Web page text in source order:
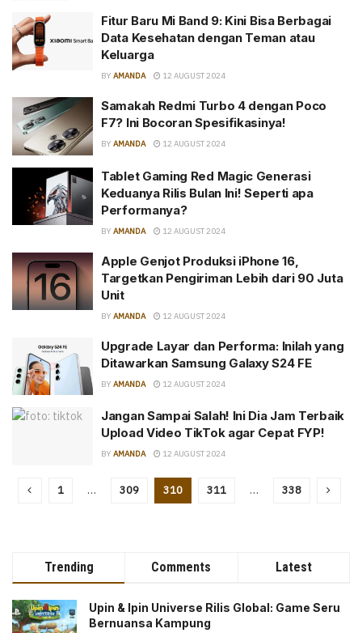
Fitur Baru Mi Band 9: Kini Bisa Berbagai
Data Kesehatan dengan Teman atau
Keluarga
BY AMANDA 12 AUGUST 2024
Samakah Redmi Turbo 4 dengan Poco
F7? Ini Bocoran Spesifikasinya!
BY AMANDA 12 AUGUST 2024
Tablet Gaming Red Magic Generasi
Keduanya Rilis Bulan Ini! Seperti apa
Performanya?
BY AMANDA 12 AUGUST 2024
Apple Genjot Produksi iPhone 16,
Targetkan Pengiriman Lebih dari 90 Juta
Unit
BY AMANDA 12 AUGUST 2024
Upgrade Layar dan Performa: Inilah yang
Ditawarkan Samsung Galaxy S24 FE
BY AMANDA 12 AUGUST 2024
Jangan Sampai Salah! Ini Dia Jam Terbaik
Upload Video TikTok agar Cepat FYP!
BY AMANDA 12 AUGUST 2024
1 … 309 310 311 … 338
Trending Comments Latest
Upin & Ipin Universe Rilis Global: Game Seru
Bernuansa Kampung